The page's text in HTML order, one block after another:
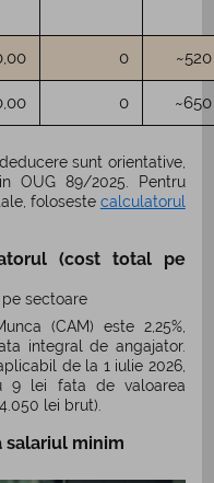
0 ~520
0 ~650
sunt orientative,
OUG 89/2025. Pentru
foloseste calculatorul
(cost total pe
pe sectoare
(CAM) este 2,25%,
integral de angajator.
de la 1 iulie 2026,
9 lei fata de valoarea
lei brut).
salariul minim